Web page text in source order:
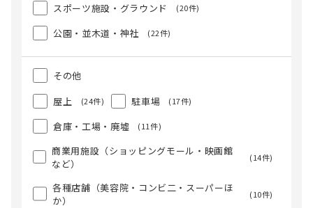
スポーツ施設・グラウンド (20件)
公園・並木道・神社 (22件)
その他
屋上
(24件) 駐車場 (17件)
倉庫・工場・廃墟 (11件)
商業用施設（ショッピングモール・映画館
など）
(14件)
各種店舗（美容院・コンビ二・スーパーほ
か）
(10件)